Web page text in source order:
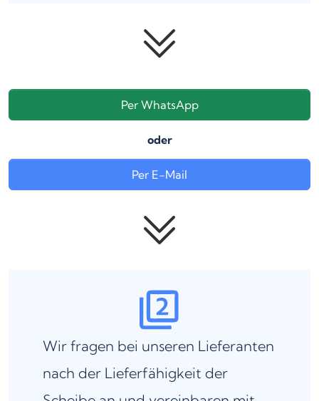
Per WhatsApp
oder
Per E-Mail
Wir fragen bei unseren Lieferanten
nach der Lieferfähigkeit der